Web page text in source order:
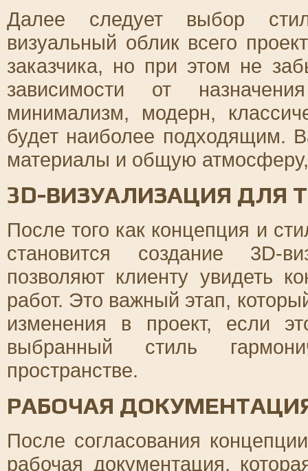
Далее следует выбор
визуальный облик всего
заказчика, но при этом не
зависимости от
минимализм, модерн,
будет наиболее подходящим.
материалы и общую
3D-ВИЗУАЛИЗАЦИЯ ДЛЯ
После того как концепция и
становится создание 3D-
позволяют клиенту увидеть
работ. Это важный этап,
изменения в проект, если
выбранный стиль
пространстве.
РАБОЧАЯ
После согласования
рабочая документация,